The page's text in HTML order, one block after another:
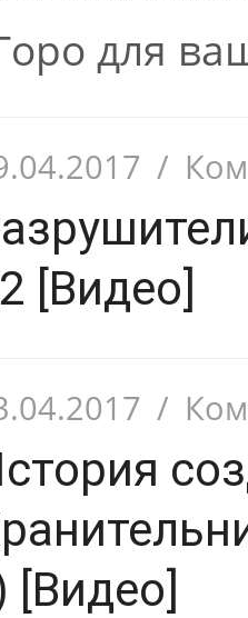
для
/
[Видео]
/
[Видео]